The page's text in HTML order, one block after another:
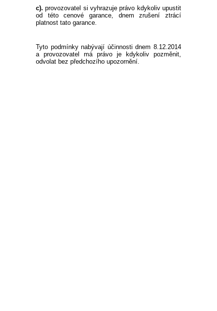
c). provozovatel si vyhrazuje právo kdykoliv upustit
od této cenové garance, dnem zrušení ztrácí
platnost tato garance.
Tyto podmínky nabývají účinnosti dnem 8.12.2014
a provozovatel má právo je kdykoliv pozměnit,
odvolat bez předchozího upozornění.